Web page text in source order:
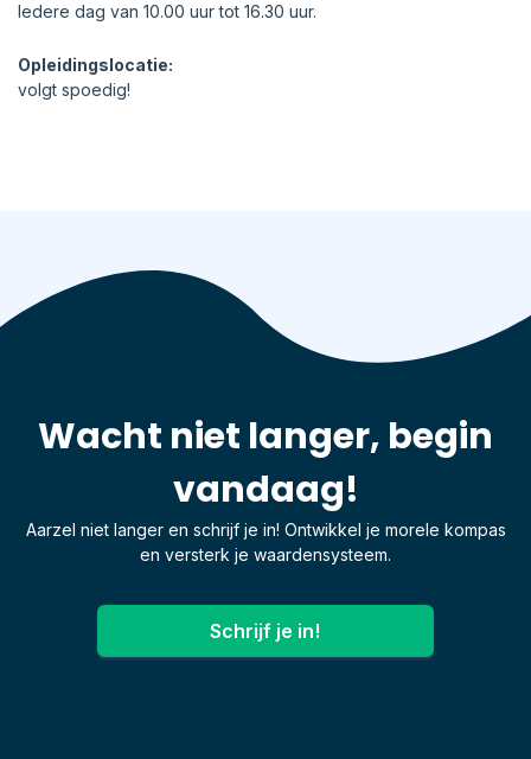
Iedere dag van 10.00 uur tot 16.30 uur.
Opleidingslocatie:
volgt spoedig!
Wacht niet langer, begin
vandaag!
Aarzel niet langer en schrijf je in! Ontwikkel je morele kompas
en versterk je waardensysteem.
Schrijf je in!